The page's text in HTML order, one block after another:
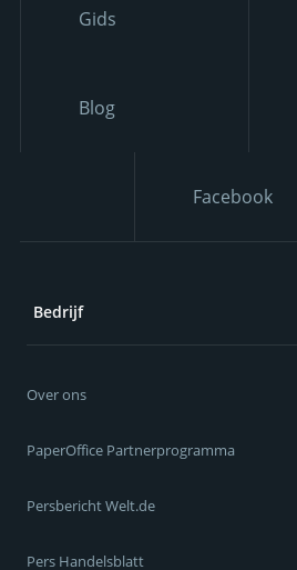
Gids
Blog
Facebook
Bedrijf
Over ons
PaperOffice Partnerprogramma
Persbericht Welt.de
Pers Handelsblatt